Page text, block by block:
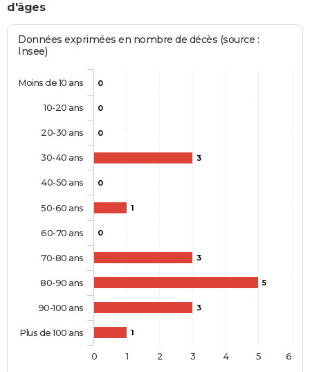
d'âges
Données exprimées en nombre de décès (source :
Insee)
0
0
0
3
0
1
0
3
5
3
1
Moins de 10 ans
10-20 ans
20-30 ans
30-40 ans
40-50 ans
50-60 ans
60-70 ans
70-80 ans
80-90 ans
90-100 ans
Plus de 100 ans
0 1 2 3 4 5 6